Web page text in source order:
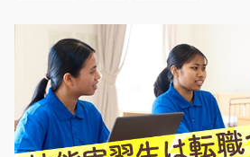
モクモク作業(^^♪家庭用の空調機器
んでエアドライバー…
長期（3ヶ月以上）
時給1250円
岐阜県加茂郡川辺町